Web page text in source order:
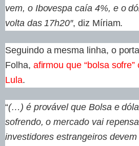
vem, o Ibovespa caía 4%, e o
volta das 17h20″, diz Míriam.
Seguindo a mesma linha, o
Folha, afirmou que “bolsa
Lula.
“(…) é provável que Bolsa e
sofrendo, o mercado vai
investidores estrangeiros